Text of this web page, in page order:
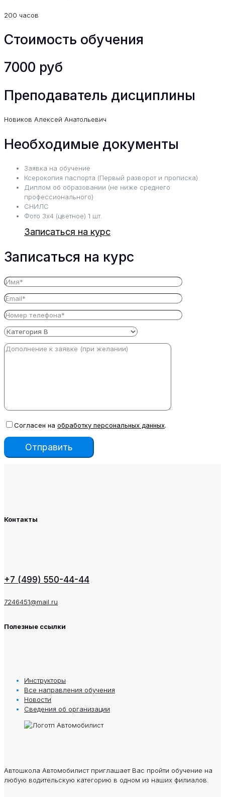
200 часов
Стоимость обучения
7000 руб
Преподаватель дисциплины
Новиков Алексей Анатольевич
Необходимые документы
Заявка на обучение
Ксерокопия паспорта (Первый разворот и прописка)
Диплом об образовании (не ниже среднего
профессионального)
СНИЛС
Фото 3х4 (цветное) 1 шт.
Записаться на курс
Записаться на курс
Согласен на обработку персональных данных.
Контакты
+7 (499) 550-44-44
7246451@mail.ru
Полезные ссылки
Инструкторы
Все направления обучения
Новости
Сведения oб oрганизации
Автошкола Автомобилист приглашает Вас пройти обучение на
любую водительскую категорию в одном из наших филиалов.